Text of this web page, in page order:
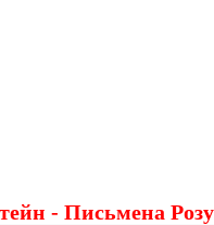
- Письмена